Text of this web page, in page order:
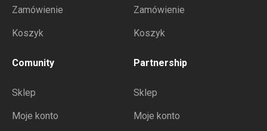
Zamówienie
Koszyk
Zamówienie
Koszyk
Comunity
Sklep
Moje konto
Partnership
Sklep
Moje konto